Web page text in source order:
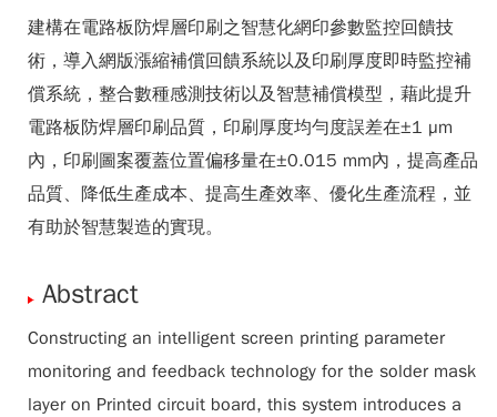
建構在電路板防焊層印刷之智慧化網印參數監控回饋技
術，導入網版漲縮補償回饋系統以及印刷厚度即時監控補
償系統，整合數種感測技術以及智慧補償模型，藉此提升
電路板防焊層印刷品質，印刷厚度均勻度誤差在±1 µm
內，印刷圖案覆蓋位置偏移量在±0.015 mm內，提高產品
品質、降低生產成本、提高生產效率、優化生產流程，並
有助於智慧製造的實現。
Abstract
Constructing an intelligent screen printing parameter
monitoring and feedback technology for the solder mask
layer on Printed circuit board, this system introduces a